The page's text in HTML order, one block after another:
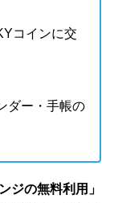
コインに交
ダー・手帳の
ジの無料利用」